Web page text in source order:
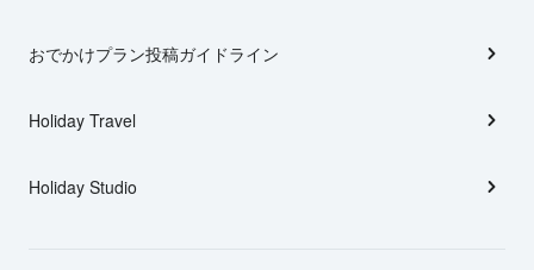
おでかけプラン投稿ガイドライン
Holiday Travel
Holiday Studio